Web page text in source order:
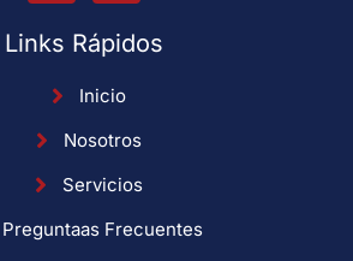
Links Rápidos
Inicio
Nosotros
Servicios
Preguntaas Frecuentes